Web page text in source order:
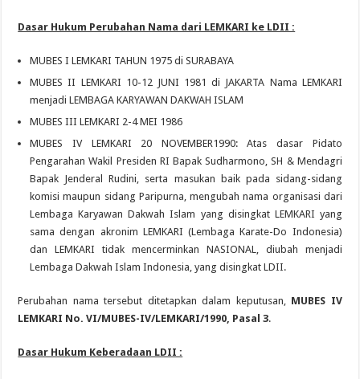
Dasar Hukum Perubahan Nama dari LEMKARI ke LDII :
MUBES I LEMKARI TAHUN 1975 di SURABAYA
MUBES II LEMKARI 10-12 JUNI 1981 di JAKARTA Nama LEMKARI
menjadi LEMBAGA KARYAWAN DAKWAH ISLAM
MUBES III LEMKARI 2-4 MEI 1986
MUBES IV LEMKARI 20 NOVEMBER1990: Atas dasar Pidato
Pengarahan Wakil Presiden RI Bapak Sudharmono, SH & Mendagri
Bapak Jenderal Rudini, serta masukan baik pada sidang-sidang
komisi maupun sidang Paripurna, mengubah nama organisasi dari
Lembaga Karyawan Dakwah Islam yang disingkat LEMKARI yang
sama dengan akronim LEMKARI (Lembaga Karate-Do Indonesia)
dan LEMKARI tidak mencerminkan NASIONAL, diubah menjadi
Lembaga Dakwah Islam Indonesia, yang disingkat LDII.
Perubahan nama tersebut ditetapkan dalam keputusan, MUBES IV
LEMKARI No. VI/MUBES-IV/LEMKARI/1990, Pasal 3.
Dasar Hukum Keberadaan LDII :